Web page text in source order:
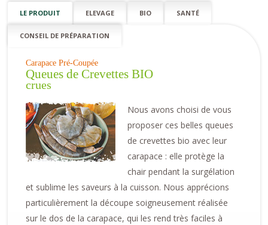
LE PRODUIT ELEVAGE BIO SANTÉ
CONSEIL DE PRÉPARATION
Carapace Pré-Coupée
Queues de Crevettes BIO
crues
Nous avons choisi de vous
proposer ces belles queues
de crevettes bio avec leur
carapace : elle protège la
chair pendant la surgélation
et sublime les saveurs à la cuisson. Nous apprécions
particulièrement la découpe soigneusement réalisée
sur le dos de la carapace, qui les rend très faciles à